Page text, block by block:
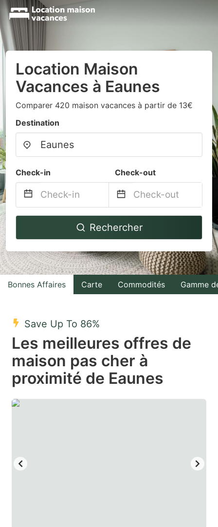
Location Maison
Vacances à Eaunes
Comparer 420 maison vacances à partir de 13€
Destination
Check-in Check-out
Navigate
to
interact
with
the
select
date.
Press
Navigate
backward
to
interact
with
the
a
date.
Press
Rechercher
Bonnes Affaires Carte Commodités Gamme
Save Up To 86%
Les meilleures offres de
maison pas cher à
proximité de Eaunes